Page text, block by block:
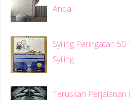
Anda
Syiling Peringatan
Syiling
Teruskan Perjalanan